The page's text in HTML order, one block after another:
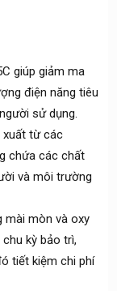
giúp giảm ma
điện năng tiêu
sử dụng.
xuất từ các
chứa các chất
và môi trường
mài mòn và oxy
kỳ bảo trì,
tiết kiệm chi phí